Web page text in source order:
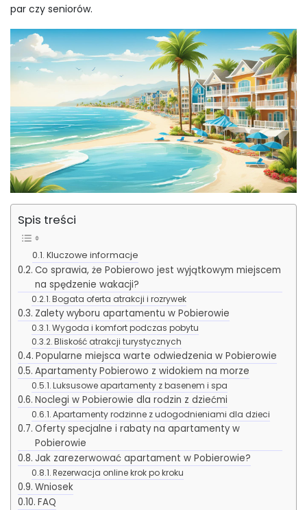
par czy seniorów.
Spis treści
Kluczowe informacje
Co sprawia, że Pobierowo jest wyjątkowym miejscem
na spędzenie wakacji?
Bogata oferta atrakcji i rozrywek
Zalety wyboru apartamentu w Pobierowie
Wygoda i komfort podczas pobytu
Bliskość atrakcji turystycznych
Popularne miejsca warte odwiedzenia w Pobierowie
Apartamenty Pobierowo z widokiem na morze
Luksusowe apartamenty z basenem i spa
Noclegi w Pobierowie dla rodzin z dziećmi
Apartamenty rodzinne z udogodnieniami dla dzieci
Oferty specjalne i rabaty na apartamenty w
Pobierowie
Jak zarezerwować apartament w Pobierowie?
Rezerwacja online krok po kroku
Wniosek
FAQ